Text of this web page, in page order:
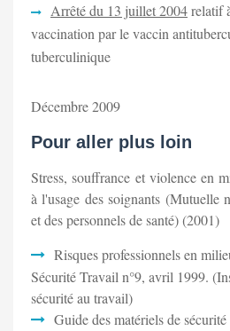
Arrêté du 13 juillet 2004relatif
vaccination par le vaccin
tuberculinique
Décembre 2009
Pour aller plus loin
Stress, souffrance et violence en
à l'usage des soignants (Mutuelle
et des personnels de santé) (2001)
Risques professionnels en
Sécurité Travail n°9, avril 1999.
sécurité au travail)
Guide des matériels de